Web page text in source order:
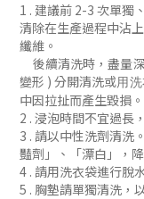
1 . 建議前 2-3 次單獨
清除在生產過程中沾
纖維。
後續清洗時 ，盡量
變形 ) 分開清洗或用
中因拉扯而產生毀損。
2 . 浸泡時間不宜過長
3 . 請以中性洗劑清洗
豔劑」
、「漂白」，
4 . 請用洗衣袋進行脫
5 . 胸墊請單獨清洗，